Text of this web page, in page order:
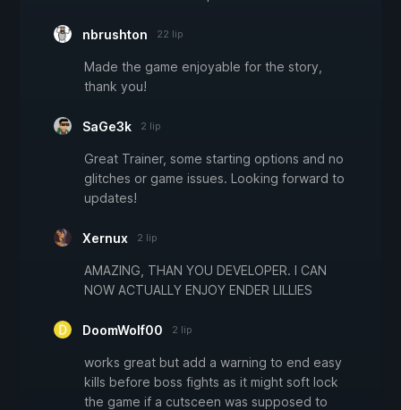
nbrushton 22 lip
Made the game enjoyable for the story,
thank you!
SaGe3k 2 lip
Great Trainer, some starting options and no
glitches or game issues. Looking forward to
updates!
Xernux 2 lip
AMAZING, THAN YOU DEVELOPER. I CAN
NOW ACTUALLY ENJOY ENDER LILLIES
DoomWolf00 2 lip
works great but add a warning to end easy
kills before boss fights as it might soft lock
the game if a cutsceen was supposed to